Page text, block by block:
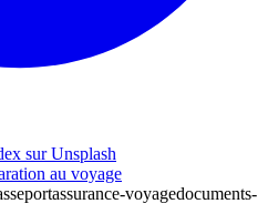
sur Unsplash
au voyage
assurance-voyagedocuments-